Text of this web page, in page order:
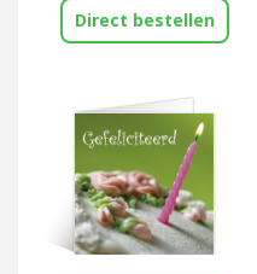
Direct bestellen